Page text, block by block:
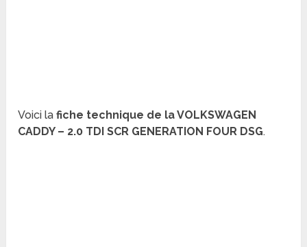
Voici la fiche technique de la VOLKSWAGEN
CADDY – 2.0 TDI SCR GENERATION FOUR DSG.